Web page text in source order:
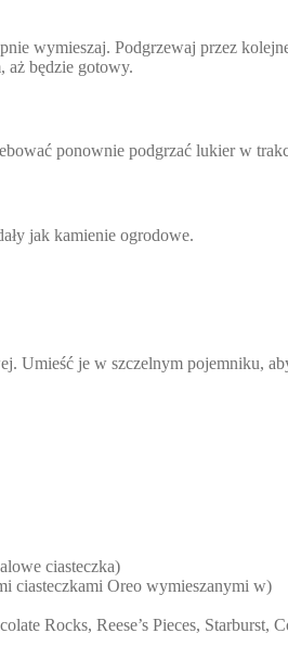
wymieszaj. Podgrzewaj przez
aż będzie gotowy.
ponownie podgrzać lukier w
jak kamienie ogrodowe.
Umieść je w szczelnym pojemniku,
ciasteczka)
ciasteczkami Oreo wymieszanymi w)
Rocks, Reese’s Pieces, Starburst,